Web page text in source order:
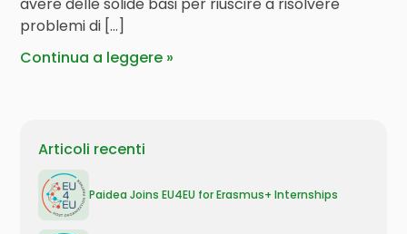
problemi di […]
Continua a leggere
Articoli recenti
Paidea Joins EU4EU for Erasmus+ Internships